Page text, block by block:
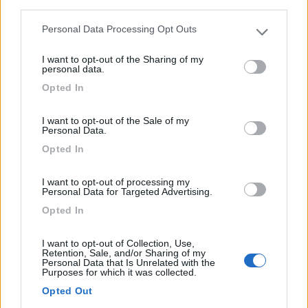
Please note that this website/app uses one or more Google
not limited to your visit or usage behaviour. You may click to
grant or deny consent to Google and its third-party tags to
use your data for below specified purposes in below Google
Personal Data Processing Opt Outs
I want to opt-out of the Sharing of my
personal data.
Opted In
I want to opt-out of the Sale of my
Personal Data.
Opted In
I want to opt-out of processing my
Personal Data for Targeted Advertising.
Opted In
I want to opt-out of Collection, Use,
Retention, Sale, and/or Sharing of my
Personal Data that Is Unrelated with the
Purposes for which it was collected.
Opted Out
Affing-Muhlhausen - 306.1km
Augsburger strasse 36
Area di sosta (AA)